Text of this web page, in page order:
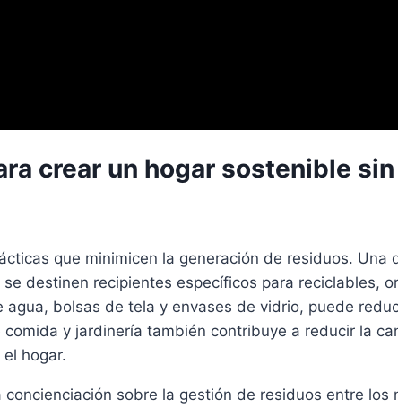
crear un hogar sostenible
que minimicen la generación de residuos.
destinen recipientes específicos para reciclables,
bolsas de tela y envases de vidrio, puede
y jardinería también contribuye a reducir la
hogar.
sobre la gestión de residuos entre